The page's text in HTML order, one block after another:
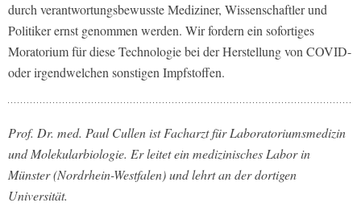
durch verantwortungsbewusste Mediziner, Wissenschaftler und
Politiker ernst genommen werden. Wir fordern ein sofortiges
Moratorium für diese Technologie bei der Herstellung von COVID-
oder irgendwelchen sonstigen Impfstoffen.
Prof. Dr. med. Paul Cullen ist Facharzt für Laboratoriumsmedizin
und Molekularbiologie. Er leitet ein medizinisches Labor in
Münster (Nordrhein-Westfalen) und lehrt an der dortigen
Universität.